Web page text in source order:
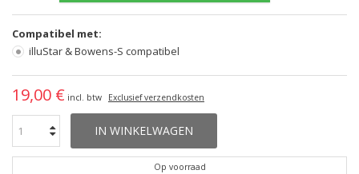
Compatibel met:
illuStar & Bowens-S compatibel
19,00 € incl. btw Exclusief verzendkosten
IN WINKELWAGEN
Op voorraad